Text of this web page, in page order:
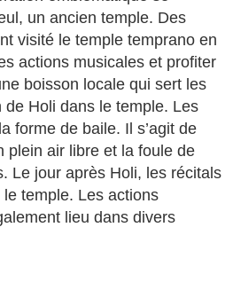
un ancien temple. Des
visité le temple temprano en
actions musicales et profiter
boisson locale qui sert les
Holi dans le temple. Les
forme de baile. Il s’agit de
plein air libre et la foule de
Le jour après Holi, les récitals
temple. Les actions
lieu dans divers